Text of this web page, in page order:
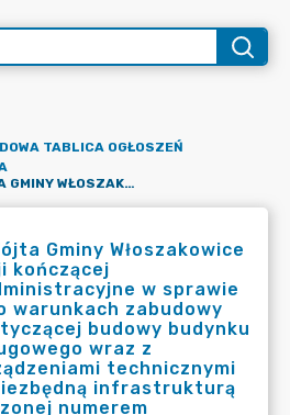
TABLICA OGŁOSZEŃ
OBWIESZCZENIE WÓJTA GMINY WŁOSZAKOWICE O WYDANIU DECYZJI KOŃCZĄCEJ POSTĘPOWANIE ADMINISTRACYJNE W SPRAWIE WYDANIA DECYZJI O WARUNKACH ZABUDOWY DLA INWESTYCJI DOTYCZĄCEJ BUDOWY BUDYNKU PRODUKCYJNO-USŁUGOWEGO WRAZ Z INSTALACJAMI I URZĄDZENIAMI TECHNICZNYMI ORAZ POZOSTAŁĄ NIEZBĘDNĄ INFRASTRUKTURĄ NA DZIAŁCE OZNACZONEJ NUMEREM EWIDENCYJNYM GRUNTU 46/3 POŁOŻONEJ W OBRĘBIE GEODEZYJNYM SĄDZIA, GMINA WŁOSZAKOWICE.
Gminy Włoszakowice
kończącej
w sprawie
warunkach zabudowy
budowy budynku
wraz z
technicznymi
infrastrukturą
numerem